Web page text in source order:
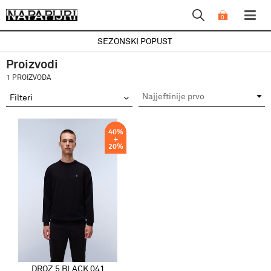
0
SEZONSKI POPUST
Filteri
Proizvodi
1 PROIZVODA
40%
20%
DROZ 5 BLACK 041